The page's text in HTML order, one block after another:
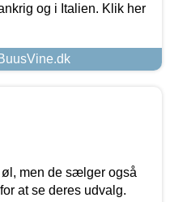
og i Italien. Klik her
øl, men de sælger også
at se deres udvalg.